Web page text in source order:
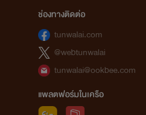
ช่องทางติดต่อ
tunwalai.com
@webtunwalai
tunwalai@ookbee.com
แพลตฟอร์มในเครือ